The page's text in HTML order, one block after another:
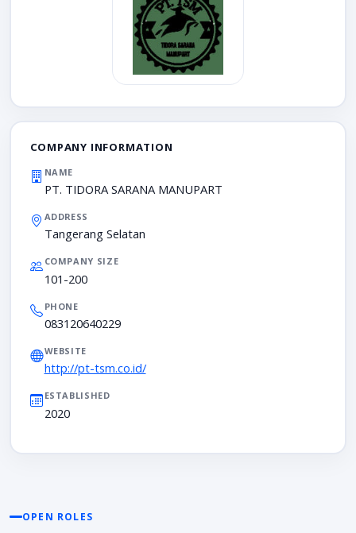
COMPANY INFORMATION
NAME
PT. TIDORA SARANA MANUPART
ADDRESS
Tangerang Selatan
COMPANY SIZE
101-200
PHONE
083120640229
WEBSITE
http://pt-tsm.co.id/
ESTABLISHED
2020
OPEN ROLES